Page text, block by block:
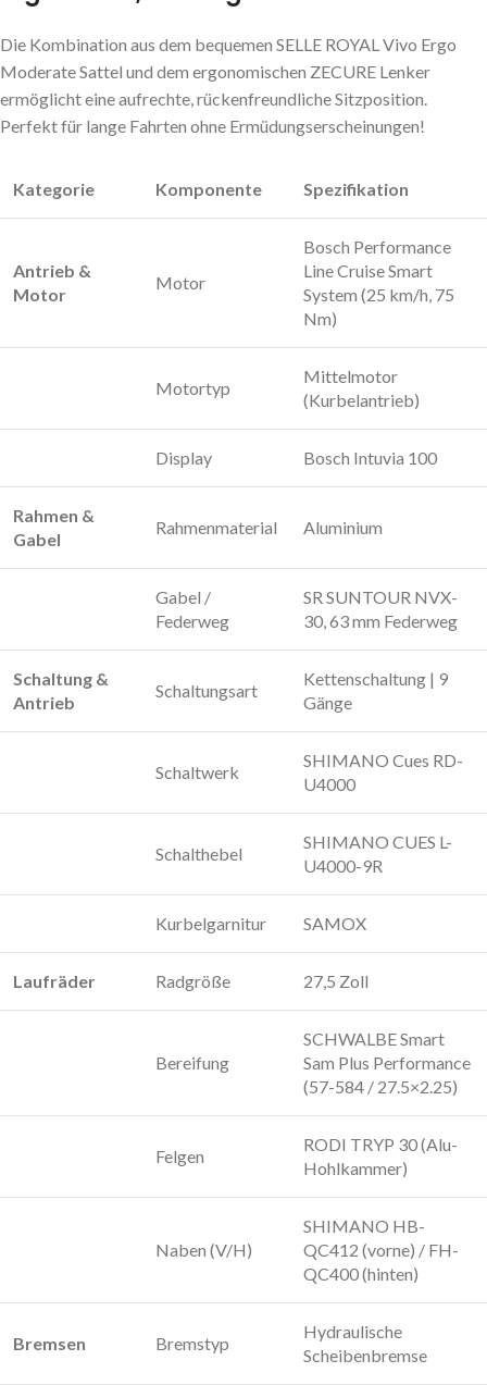
Die Kombination aus dem bequemen SELLE ROYAL Vivo Ergo
ModerateSattel und dem ergonomischen ZECURE Lenker
ermöglicht eine aufrechte, rückenfreundliche Sitzposition.
Perfekt für lange Fahrten ohne Ermüdungserscheinungen!
Kategorie Komponente Spezifikation
Antrieb &
Motor
Motor
Bosch Performance
Line Cruise Smart
System (25 km/h, 75
Nm)
Motortyp
Mittelmotor
(Kurbelantrieb)
Display Bosch Intuvia 100
Rahmen &
Gabel
Rahmenmaterial Aluminium
Gabel /
Federweg
SR SUNTOUR NVX-
30, 63 mm Federweg
Schaltung &
Antrieb
Schaltungsart
Kettenschaltung | 9
Gänge
Schaltwerk
SHIMANO Cues RD-
U4000
Schalthebel
SHIMANO CUES L-
U4000-9R
Kurbelgarnitur SAMOX
Laufräder Radgröße 27,5 Zoll
Bereifung
SCHWALBE Smart
Sam Plus Performance
(57-584 / 27.5×2.25)
Felgen
RODI TRYP 30 (Alu-
Hohlkammer)
Naben (V/H)
SHIMANO HB-
QC412 (vorne) / FH-
QC400 (hinten)
Bremsen Bremstyp
Hydraulische
Scheibenbremse